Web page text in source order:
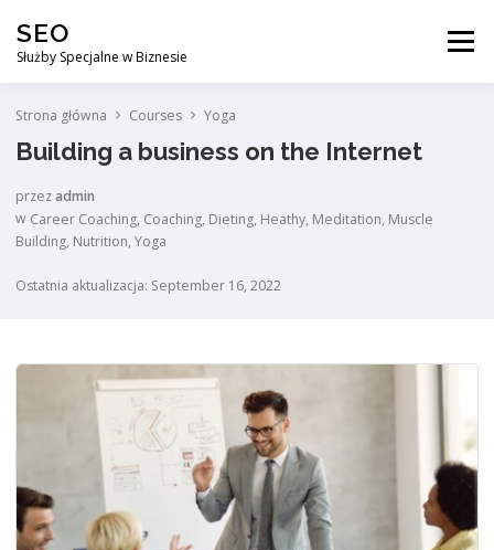
treści
SEO
Służby Specjalne w Biznesie
Menu
AGENCJA SEO CO ZYSKUJESZ ?
KONTAKT
Strona główna Courses Yoga
Building a business on the Internet
przezadmin
w Career Coaching, Coaching, Dieting, Heathy, Meditation, Muscle
Building, Nutrition, Yoga
Ostatnia aktualizacja: September 16, 2022